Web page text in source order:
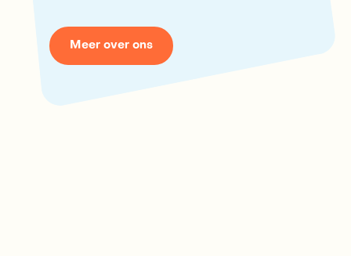
Meer over ons